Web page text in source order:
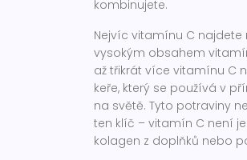
kombinujete.
Nejvíc vitamínu C
vysokým obsahem
až třikrát více vitamínu C
keře, který se používá v
na světě. Tyto potraviny
ten klíč – vitamín C není
kolagen z doplňků nebo